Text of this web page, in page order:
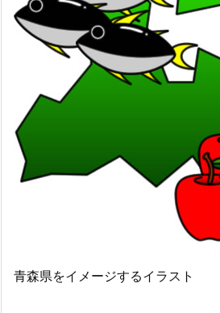
青森県をイメージするイラスト